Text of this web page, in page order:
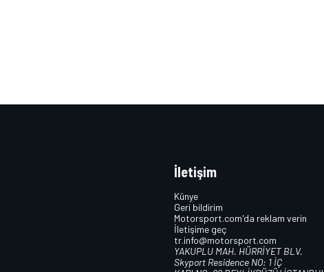
İletişim
Künye
Geri bildirim
Motorsport.com'da reklam verin
İletişime geç
tr.info@motorsport.com
YAKUPLU MAH. HÜRRİYET BLV.
Skyport Residence NO: 1 İÇ